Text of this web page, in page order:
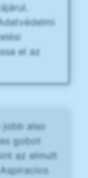
el az
jobb also
gobot
az elmult